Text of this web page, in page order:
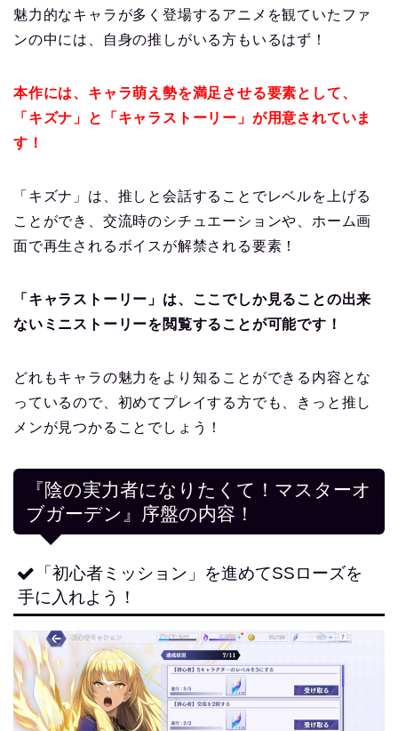
魅力的なキャラが多く登場するアニメを観ていたファ
ンの中には、自身の推しがいる方もいるはず！
本作には、キャラ萌え勢を満足させる要素として、
「キズナ」と「キャラストーリー」が用意されていま
す！
「キズナ」は、推しと会話することでレベルを上げる
ことができ、交流時のシチュエーションや、ホーム画
面で再生されるボイスが解禁される要素！
「キャラストーリー」は、ここでしか見ることの出来
ないミニストーリーを閲覧することが可能です！
どれもキャラの魅力をより知ることができる内容とな
っているので、初めてプレイする方でも、きっと推し
メンが見つかることでしょう！
『陰の実力者になりたくて！マスターオ
ブガーデン』序盤の内容！
「初心者ミッション」を進めてSSローズを
手に入れよう！